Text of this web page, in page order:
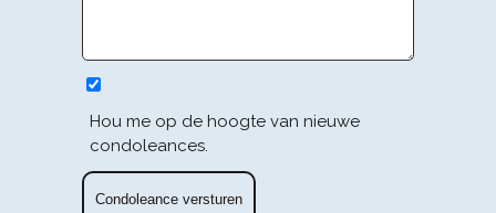
Hou me op de hoogte van nieuwe
condoleances.